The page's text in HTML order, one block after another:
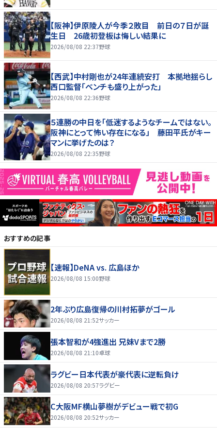
【阪神】伊原陵人が今季２敗目 前日の７日が誕
生日 26歳初登板は悔しい結果に
2026/08/08 22:37野球
【西武】中村剛也が24年連続安打 本拠地揺らし
西口監督「ベンチも盛り上がった」
2026/08/08 22:36野球
５連勝の中日を「低迷するようなチームではない。
阪神にとって怖い存在になる」 藤田平氏がキー
マンに挙げたのは？
2026/08/08 22:35野球
おすすめの記事
【速報】DeNA vs. 広島ほか
2026/08/08 15:00野球
2年ぶり広島復帰の川村拓夢がゴール
2026/08/08 21:52サッカー
張本智和が4強進出 兄妹Vまで2勝
2026/08/08 21:10卓球
ラグビー日本代表が豪代表に逆転負け
2026/08/08 20:57ラグビー
C大阪MF横山夢樹がデビュー戦で初G
2026/08/08 20:52サッカー